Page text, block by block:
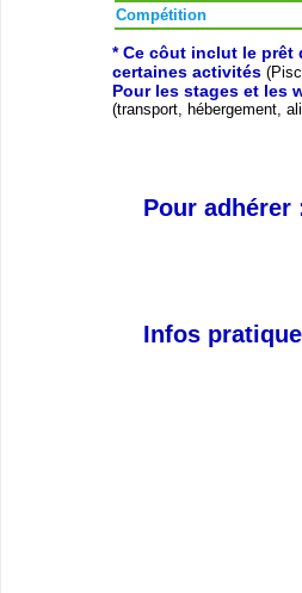
Compétition
* Ce côut inclut le prêt
certaines activités
Pour les stages et les
(transport, hébergement,
Pour adhérer
Infos